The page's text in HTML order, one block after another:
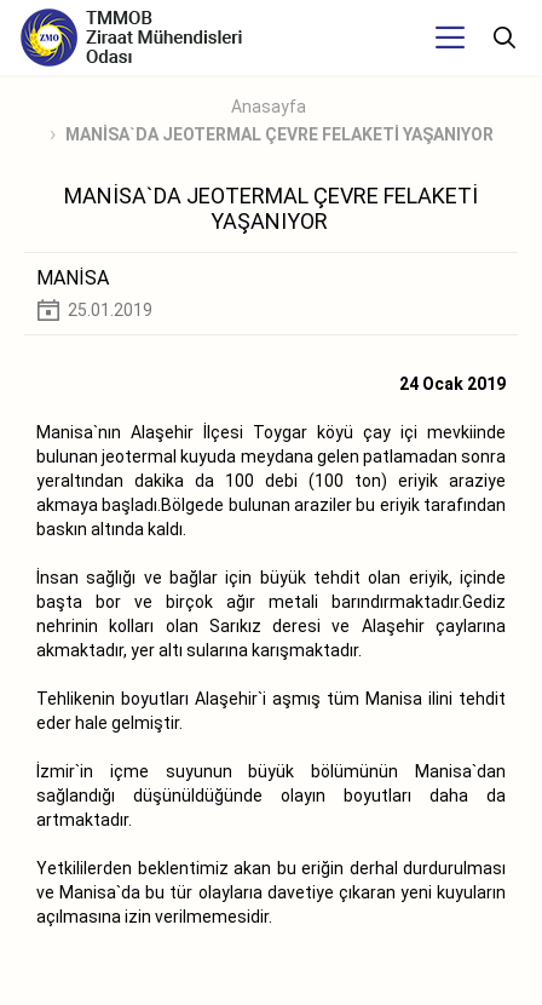
Anasayfa
MANİSA`DA JEOTERMAL ÇEVRE FELAKETİ YAŞANIYOR
MANİSA`DA JEOTERMAL ÇEVRE FELAKETİ
YAŞANIYOR
MANİSA
25.01.2019
24 Ocak 2019
Manisa`nın Alaşehir İlçesi Toygar köyü çay içi mevkiinde
bulunan jeotermal kuyuda meydana gelen patlamadan sonra
yeraltından dakika da 100 debi (100 ton) eriyik araziye
akmaya başladı.Bölgede bulunan araziler bu eriyik tarafından
baskın altında kaldı.
İnsan sağlığı ve bağlar için büyük tehdit olan eriyik, içinde
başta bor ve birçok ağır metali barındırmaktadır.Gediz
nehrinin kolları olan Sarıkız deresi ve Alaşehir çaylarına
akmaktadır, yer altı sularına karışmaktadır.
Tehlikenin boyutları Alaşehir`i aşmış tüm Manisa ilini tehdit
eder hale gelmiştir.
İzmir`in içme suyunun büyük bölümünün Manisa`dan
sağlandığı düşünüldüğünde olayın boyutları daha da
artmaktadır.
Yetkililerden beklentimiz akan bu eriğin derhal durdurulması
ve Manisa`da bu tür olaylarıa davetiye çıkaran yeni kuyuların
açılmasına izin verilmemesidir.